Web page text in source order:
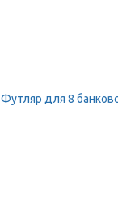
Футляр для 8